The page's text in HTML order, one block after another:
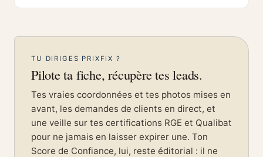
TU DIRIGES PRIXFIX ?
Pilote ta fiche, récupère tes leads.
Tes vraies coordonnées et tes photos mises en
avant, les demandes de clients en direct, et
une veille sur tes certifications RGE et Qualibat
pour ne jamais en laisser expirer une. Ton
Score de Confiance, lui, reste éditorial : il ne